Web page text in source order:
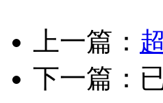
上一篇：
下一篇：